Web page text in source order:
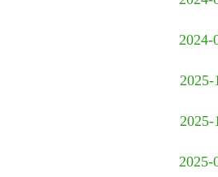
2024-
2025-
2025-
2025-